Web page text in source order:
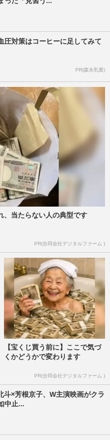
圧対策はコーヒーに足してみて
PR(森永乳業)
、当たらない人の典型です
PR(合同会社デジタルファーム )
【宝くじ買う前に】ここで気づ
くかどうかで変わります
PR(合同会社デジタルファーム )
斗×芳根京子、W主演映画がクラ
中止...